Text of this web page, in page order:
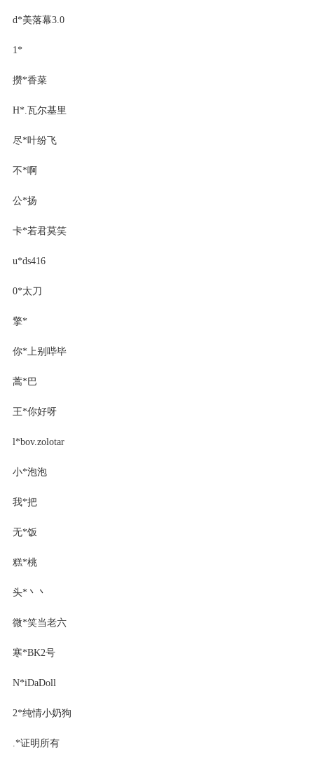
d*美落幕3.0
1*
攒*香菜
H*.瓦尔基里
尽*叶纷飞
不*啊
公*扬
卡*若君莫笑
u*ds416
0*太刀
擎*
你*上别哔毕
蒿*巴
王*你好呀
l*bov.zolotar
小*泡泡
我*把
无*饭
糕*桃
头*丶丶
微*笑当老六
寒*BK2号
N*iDaDoll
2*纯情小奶狗
.*证明所有